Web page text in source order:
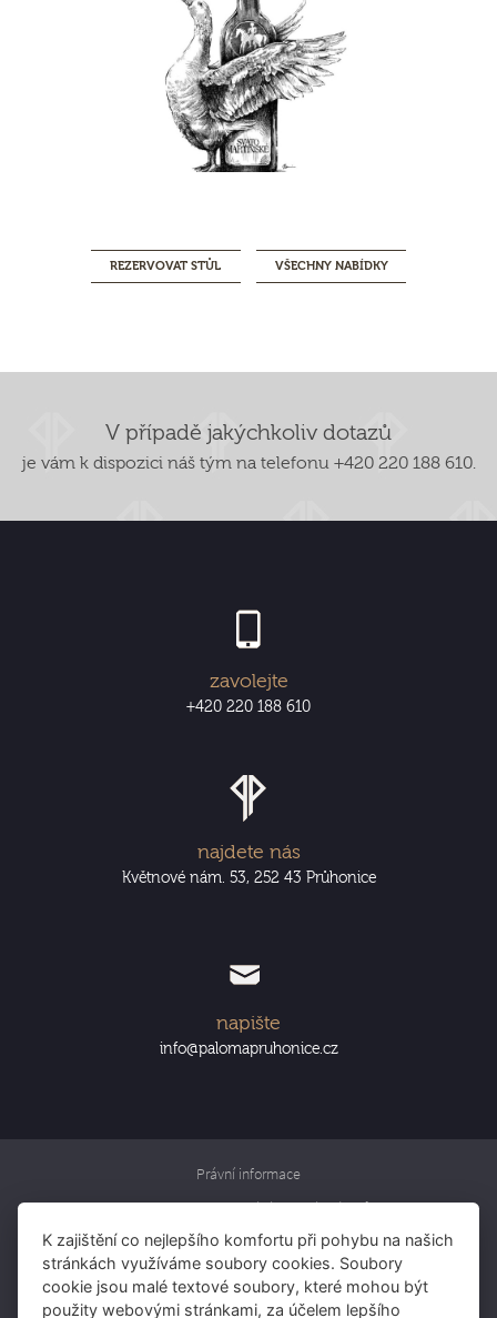
REZERVOVAT STŮL VŠECHNY NABÍDKY
V případě jakýchkoliv dotazů
je vám k dispozici náš tým na telefonu +420 220 188 610.
zavolejte
+420 220 188 610
najdete nás
Květnové nám. 53, 252 43 Průhonice
napište
info@palomapruhonice.cz
Právní informace
Informace o zpracování osobních údajů
Rezervujte si pokoj
Rezervujte si stůl
Darujte voucher
K zajištění co nejlepšího komfortu při pohybu na našich
stránkách využíváme soubory cookies. Soubory
cookie jsou malé textové soubory, které mohou být
použity webovými stránkami, za účelem lepšího